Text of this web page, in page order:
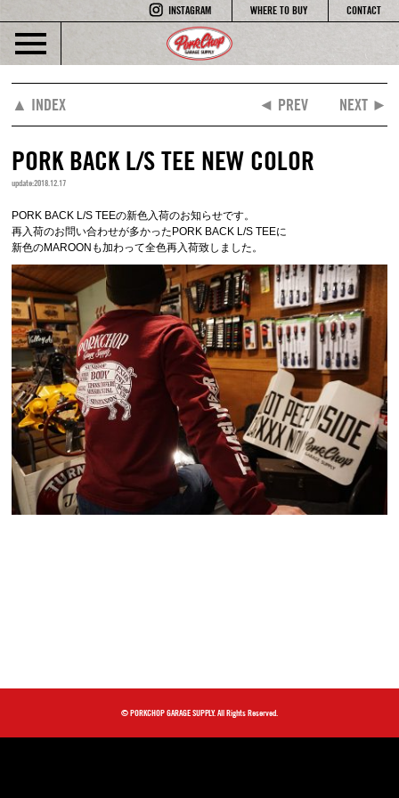
INSTAGRAM WHERE TO BUY CONTACT
▲ INDEX ◄ PREV NEXT ►
PORK BACK L/S TEE NEW COLOR
update:2018.12.17
PORK BACK L/S TEEの新色入荷のお知らせです。
再入荷のお問い合わせが多かったPORK BACK L/S TEEに
新色のMAROONも加わって全色再入荷致しました。
© PORKCHOP GARAGE SUPPLY. All Rights Reserved.